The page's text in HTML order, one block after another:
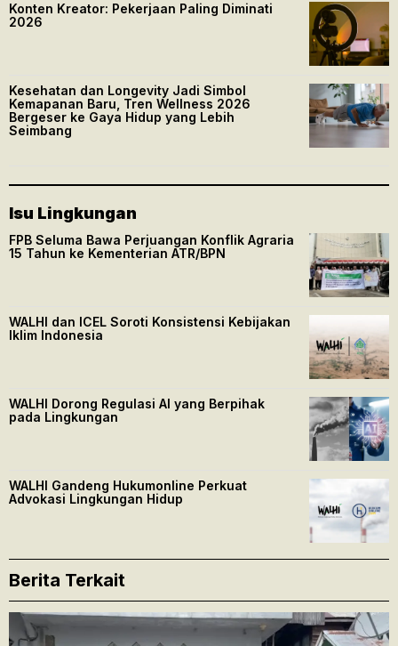
Konten Kreator: Pekerjaan Paling Diminati
2026
Kesehatan dan Longevity Jadi Simbol
Kemapanan Baru, Tren Wellness 2026
Bergeser ke Gaya Hidup yang Lebih
Seimbang
Isu Lingkungan
FPB Seluma Bawa Perjuangan Konflik Agraria
15 Tahun ke Kementerian ATR/BPN
WALHI dan ICEL Soroti Konsistensi Kebijakan
Iklim Indonesia
WALHI Dorong Regulasi AI yang Berpihak
pada Lingkungan
WALHI Gandeng Hukumonline Perkuat
Advokasi Lingkungan Hidup
Berita Terkait